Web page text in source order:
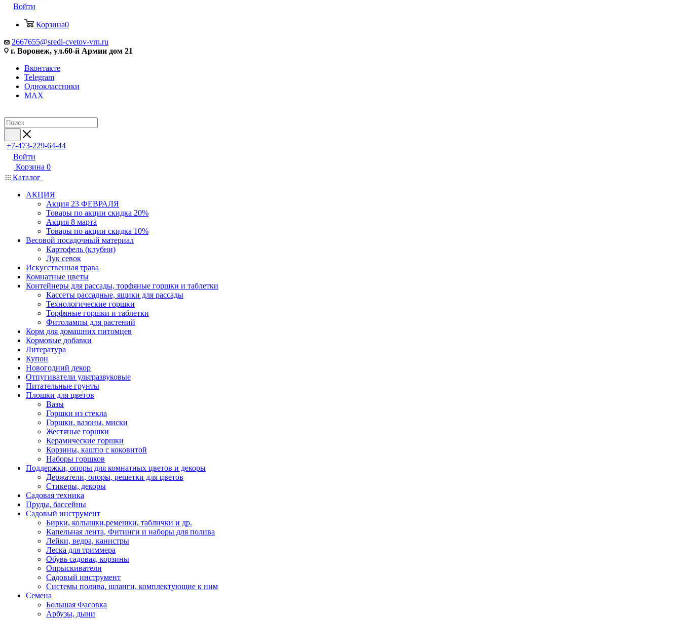
Войти
Корзина0
2667655@sredi-cvetov-vrn.ru
г. Воронеж, ул.60-й Армии дом 21
Вконтакте
Telegram
Одноклассники
MAX
+7-473-229-64-44
Войти
Корзина 0
Каталог
АКЦИЯ
Акция 23 ФЕВРАЛЯ
Товары по акции скидка 20%
Акция 8 марта
Товары по акции скидка 10%
Весовой посадочный материал
Картофель (клубни)
Лук севок
Искусственная трава
Комнатные цветы
Контейнеры для рассады, торфяные горшки и таблетки
Кассеты рассадные, ящики для рассады
Технологические горшки
Торфяные горшки и таблетки
Фитолампы для растений
Корм для домашних питомцев
Кормовые добавки
Литература
Купон
Новогодний декор
Отпугиватели ультразвуковые
Питательные грунты
Плошки для цветов
Вазы
Горшки из стекла
Горшки, вазоны, миски
Жестяные горшки
Керамические горшки
Корзины, кашпо с коковитой
Наборы горшков
Поддержки, опоры для комнатных цветов и декоры
Держатели, опоры, решетки для цветов
Стикеры, декоры
Садовая техника
Пруды, бассейны
Садовый инструмент
Бирки, колышки,ремешки, таблички и др.
Капельная лента, Фитинги и наборы для полива
Лейки, ведра, канистры
Леска для триммера
Обувь садовая, корзины
Опрыскиватели
Садовый инструмент
Системы полива, шланги, комплектующие к ним
Семена
Большая Фасовка
Арбузы, дыни